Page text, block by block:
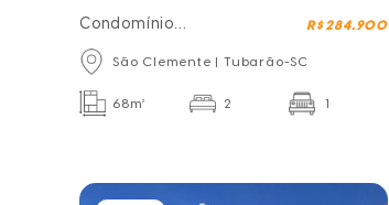
Condomínio
Horizonte
R$ 284.900
São Clemente | Tubarão-SC
68m² 2 1